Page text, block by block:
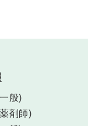
般)
剤師)